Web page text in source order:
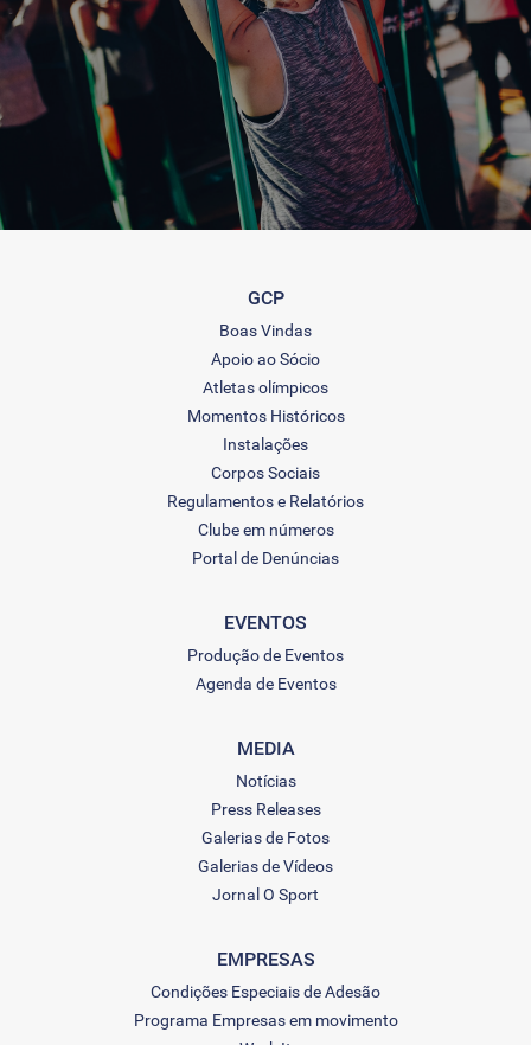
GCP
Boas Vindas
Apoio ao Sócio
Atletas olímpicos
Momentos Históricos
Instalações
Corpos Sociais
Regulamentos e Relatórios
Clube em números
Portal de Denúncias
EVENTOS
Produção de Eventos
Agenda de Eventos
MEDIA
Notícias
Press Releases
Galerias de Fotos
Galerias de Vídeos
Jornal O Sport
EMPRESAS
Condições Especiais de Adesão
Programa Empresas em movimento